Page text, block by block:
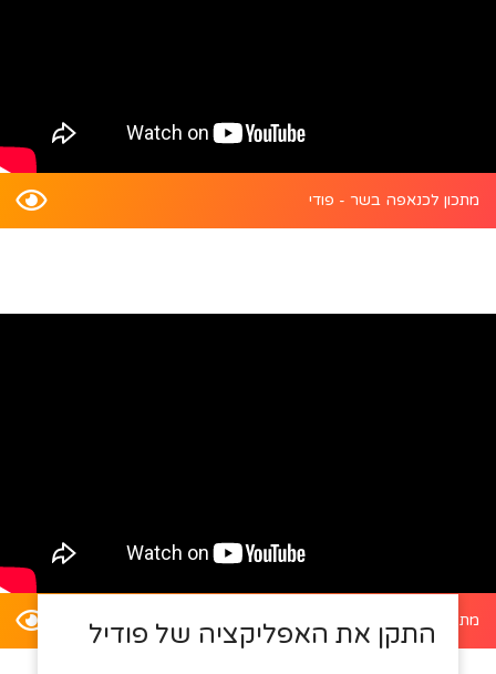
מתכון לכנאפה בשר - פודי
מתכון לדלעת ערמונים במילוי סלט קינואה - פודי
התקן את האפליקציה של פודיל